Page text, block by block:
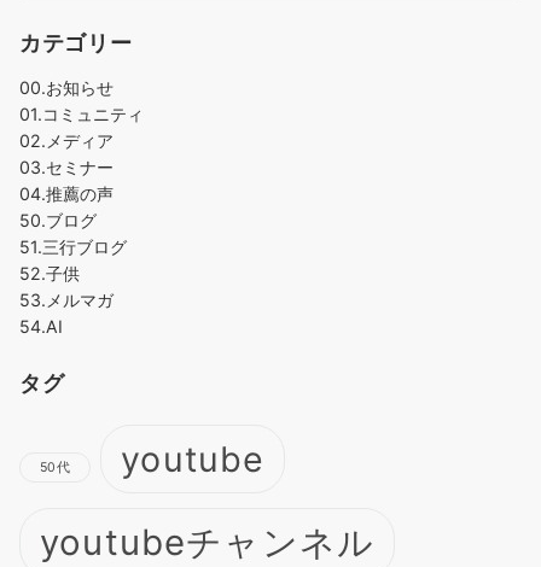
カテゴリー
00.お知らせ
01.コミュニティ
02.メディア
03.セミナー
04.推薦の声
50.ブログ
51.三行ブログ
52.子供
53.メルマガ
54.AI
タグ
50代
youtube
youtubeチャンネル